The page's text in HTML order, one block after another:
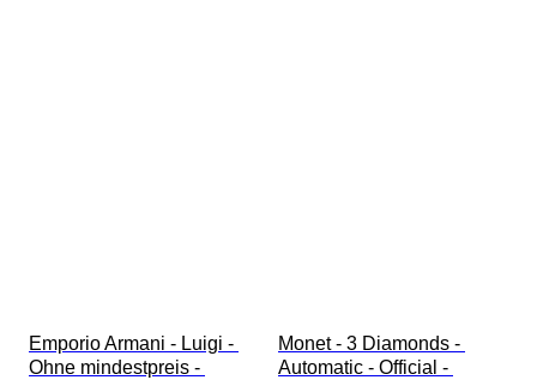
Emporio Armani - Luigi -
Ohne mindestpreis -
Monet - 3 Diamonds -
Automatic - Official -